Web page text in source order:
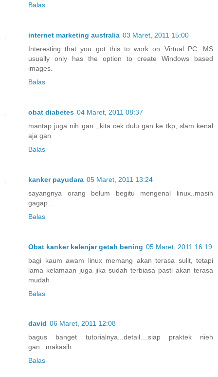
Balas
internet marketing australia 03 Maret, 2011 15:00
Interesting that you got this to work on Virtual PC. MS
usually only has the option to create Windows based
images.
Balas
obat diabetes 04 Maret, 2011 08:37
mantap juga nih gan ,,kita cek dulu gan ke tkp, slam kenal
aja gan
Balas
kanker payudara 05 Maret, 2011 13:24
sayangnya orang belum begitu mengenal linux..masih
gagap..
Balas
Obat kanker kelenjar getah bening 05 Maret, 2011 16:19
bagi kaum awam linux memang akan terasa sulit, tetapi
lama kelamaan juga jika sudah terbiasa pasti akan terasa
mudah
Balas
david 06 Maret, 2011 12:08
bagus banget tutorialnya...detail....siap praktek nieh
gan...makasih
Balas